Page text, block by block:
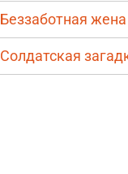
Беззаботная жена
Солдатская